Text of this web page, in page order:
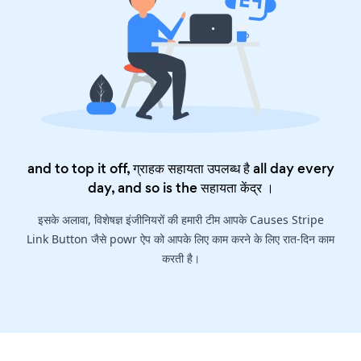
and to top it off, ग्राहक सहायता उपलब्ध है all day every
day, and so is theसहायता केंद्र।
इसके अलावा, विशेषज्ञ इंजीनियरों की हमारी टीम आपके Causes Stripe
Link Button जैसे powr ऐप को आपके लिए काम करने के लिए रात-दिन काम
करती है।